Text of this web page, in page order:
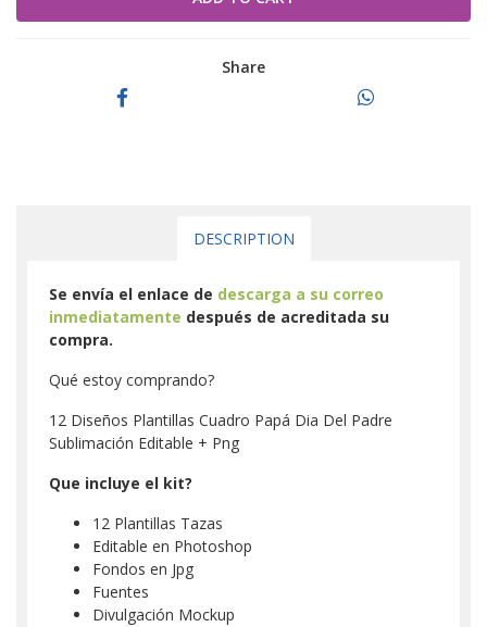
Share
DESCRIPTION
Se envía el enlace de descarga a su correo
inmediatamente después de acreditada su
compra.
Qué estoy comprando?
12 Diseños Plantillas Cuadro Papá Dia Del Padre
Sublimación Editable + Png
Que incluye el kit?
12 Plantillas Tazas
Editable en Photoshop
Fondos en Jpg
Fuentes
Divulgación Mockup